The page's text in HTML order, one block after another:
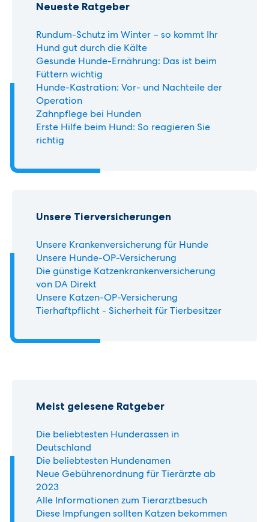
Neueste Ratgeber
Rundum-Schutz im Winter – so kommt Ihr
Hund gut durch die Kälte
Gesunde Hunde-Ernährung: Das ist beim
Füttern wichtig
Hunde-Kastration: Vor- und Nachteile der
Operation
Zahnpflege bei Hunden
Erste Hilfe beim Hund: So reagieren Sie
richtig
Unsere Tierversicherungen
Unsere Krankenversicherung für Hunde
Unsere Hunde-OP-Versicherung
Die günstige Katzenkrankenversicherung
von DA Direkt
Unsere Katzen-OP-Versicherung
Tierhaftpflicht - Sicherheit für Tierbesitzer
Meist gelesene Ratgeber
Die beliebtesten Hunderassen in
Deutschland
Die beliebtesten Hundenamen
Neue Gebührenordnung für Tierärzte ab
2023
Alle Informationen zum Tierarztbesuch
Diese Impfungen sollten Katzen bekommen